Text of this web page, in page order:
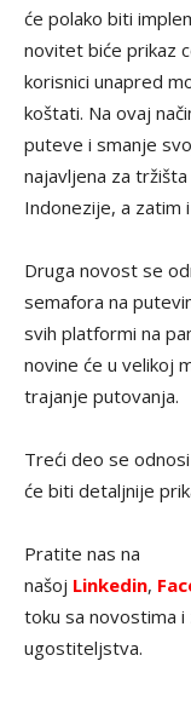
će polako biti
novitet biće prikaz
korisnici unapred
koštati. Na ovaj
puteve i smanje
najavljena za tržišta
Indonezije, a zatim
Druga novost se
semafora na
svih platformi na
novine će u velikoj
trajanje putovanja.
Treći deo se
će biti detaljnije
Pratite nas na
našoj Linkedin,
toku sa novostima
ugostiteljstva.